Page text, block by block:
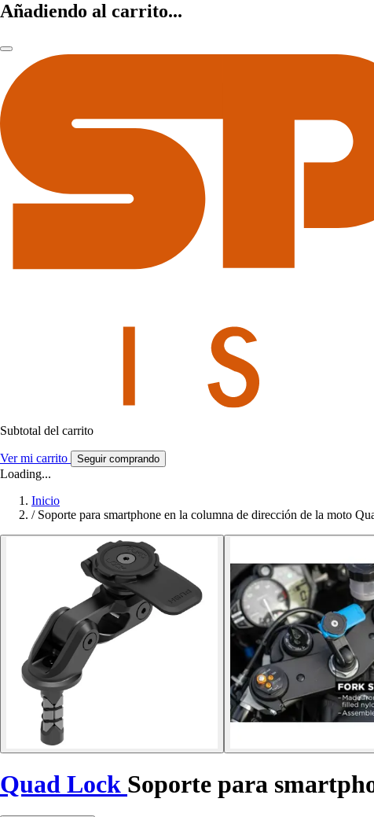
Añadiendo al carrito...
Subtotal del carrito
Ver mi carrito Seguir comprando
Loading...
Inicio
/ Soporte para smartphone en la columna de dirección de la moto
Quad Lock Soporte para